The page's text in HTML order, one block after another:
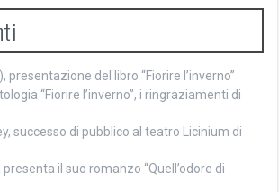
presentazione del libro “Fiorire l’inverno”
“Fiorire l’inverno”, i ringraziamenti di
successo di pubblico al teatro Licinium di
il suo romanzo “Quell’odore di